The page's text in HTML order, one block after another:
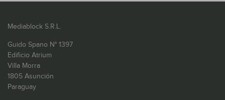
Mediablock S.R.L.
Guido Spano N° 1397
Edificio Atrium
Villa Morra
1805 Asunción
Paraguay